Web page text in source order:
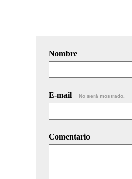
Nombre
E-mail No será mostrado.
Comentario